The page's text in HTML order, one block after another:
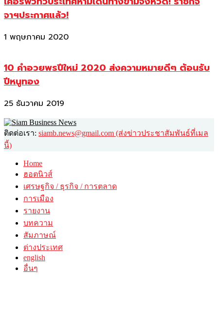
จาฯประกาศแล้ว!
1 พฤษภาคม 2020
10 คำอวยพรปีใหม่ 2020 ส่งความหมายดีๆ ต้อนรับ
ปีหนูทอง
25 ธันวาคม 2019
ติดต่อเรา: siamb.news@gmail.com (ส่งข่าวประชาสัมพันธ์ที่เมล
นี้)
Home
ฮอตนิวส์
เศรษฐกิจ / ธุรกิจ / การตลาด
การเมือง
รายงาน
บทความ
สัมภาษณ์
ต่างประเทศ
english
อื่นๆ